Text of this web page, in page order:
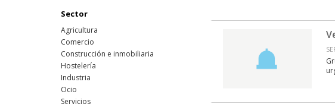
Sector
Agricultura
Comercio
Construcción e inmobiliaria
Hostelería
Industria
Ocio
Servicios